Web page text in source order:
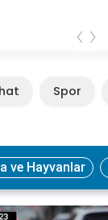
‹ ›
Spor
ve Hayvanlar